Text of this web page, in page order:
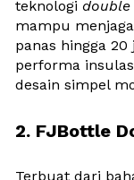
teknologi
mampu
panas hingga
performa
desain simpel
2. FJBottle
Terbuat dari